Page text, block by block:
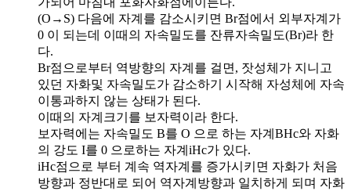
(O→S) 다음에 자계를 감소시키면 Br점에서 외부자계가
0 이 되는데 이때의 자속밀도를 잔류자속밀도(Br)라 한
다.
Br점으로부터 역방향의 자계를 걸면, 잣성체가 지니고
있던 자화및 자속밀도가 감소하기 시작해 자성체에 자속
이통과하지 않는 상태가 된다.
이때의 자계크기를 보자력이라 한다.
보자력에는 자속밀도 B를 O 으로 하는 자계BHc와 자화
의 강도 I를 0 으로하는 자계iHc가 있다.
iHc점으로 부터 계속 역자계를 증가시키면 자화가 처음
방향과 정반대로 되어 역자계방향과 일치하게 되며 자화